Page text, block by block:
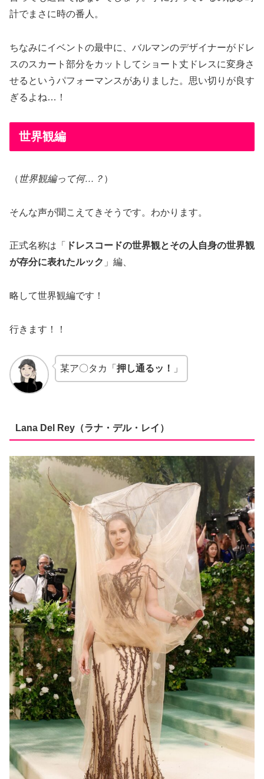
計でまさに時の番人。
ちなみにイベントの最中に、バルマンのデザイナーがドレ
スのスカート部分をカットしてショート丈ドレスに変身さ
せるというパフォーマンスがありました。思い切りが良す
ぎるよね…！
世界観編
（ 世界観編って何…？ ）
そんな声が聞こえてきそうです。わかります。
正式名称は「
ドレスコードの世界観とその人自身の世界観
が存分に表れたルック 」編、
略して世界観編です！
行きます！！
某ア〇タカ「 押し通るッ！ 」
Lana Del Rey（ラナ・デル・レイ）